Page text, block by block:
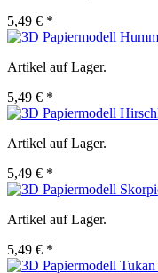
5,49 € *
Artikel auf Lager.
5,49 € *
Artikel auf Lager.
5,49 € *
Artikel auf Lager.
5,49 € *